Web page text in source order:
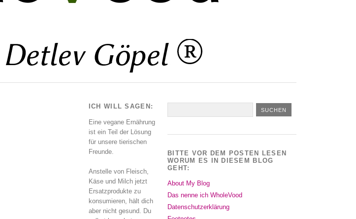
ICH WILL SAGEN:
Eine vegane Ernährung
ist ein Teil der Lösung
für unsere tierischen
Freunde.
Anstelle von Fleisch,
Käse und Milch jetzt
Ersatzprodukte zu
konsumieren, hält dich
aber nicht gesund. Du
BITTE VOR DEM POSTEN LESEN
WORUM ES IN DIESEM BLOG
GEHT:
About My Blog
Das nenne ich WholeVood
Datenschutzerklärung